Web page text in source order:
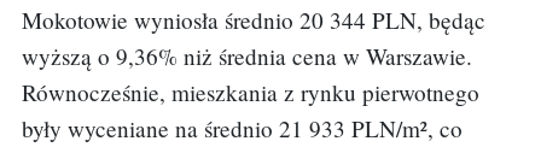
Mokotowie wyniosła średnio 20 344 PLN, będąc
wyższą o 9,36% niż średnia cena w Warszawie.
Równocześnie, mieszkania z rynku pierwotnego
były wyceniane na średnio 21 933 PLN/m², co